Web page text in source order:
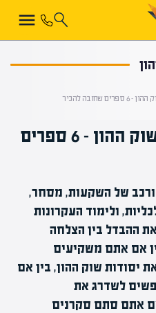
שחובה להכיר
ספרים מומלצים על שוק ההון – 6 ספרים
של השקעות, מסחר,
ולימוד העקרונות
את ההבדל בין הצלחה
אם אתם משקיעים
יסודות שוק ההון, בין אם
לשדרג את
אתם סתם סקרנים